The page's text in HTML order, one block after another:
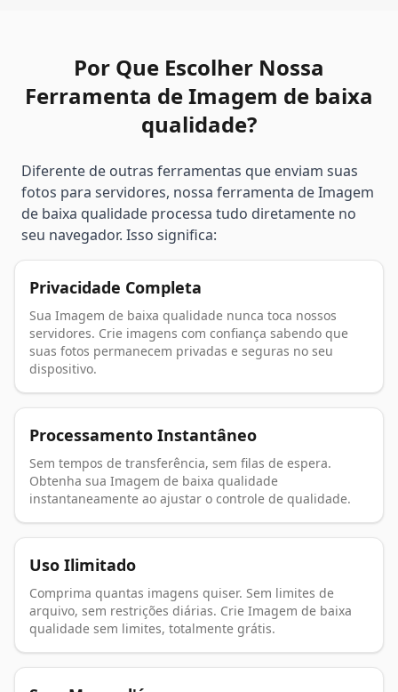
Por Que Escolher Nossa
Ferramenta de Imagem de baixa
qualidade?
Diferente de outras ferramentas que enviam suas
fotos para servidores, nossa ferramenta de Imagem
de baixa qualidade processa tudo diretamente no
seu navegador. Isso significa:
Privacidade Completa
Sua Imagem de baixa qualidade nunca toca nossos
servidores. Crie imagens com confiança sabendo que
suas fotos permanecem privadas e seguras no seu
dispositivo.
Processamento Instantâneo
Sem tempos de transferência, sem filas de espera.
Obtenha sua Imagem de baixa qualidade
instantaneamente ao ajustar o controle de qualidade.
Uso Ilimitado
Comprima quantas imagens quiser. Sem limites de
arquivo, sem restrições diárias. Crie Imagem de baixa
qualidade sem limites, totalmente grátis.